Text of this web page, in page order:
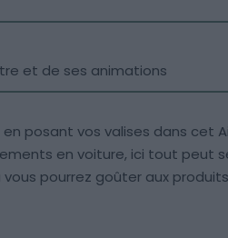
et de ses animations
posant vos valises dans cet
en voiture, ici tout peut
pourrez goûter aux